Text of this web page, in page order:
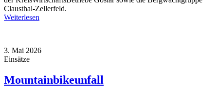
Clausthal-Zellerfeld.
Weiterlesen
3. Mai 2026
Einsätze
Mountainbikeunfall